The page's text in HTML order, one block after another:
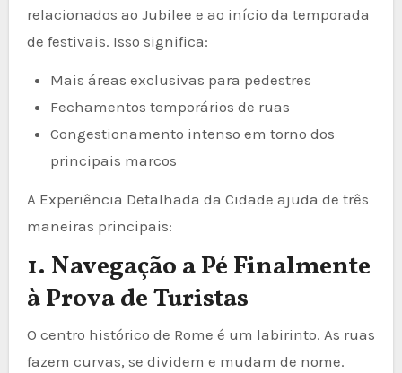
relacionados ao Jubilee e ao início da temporada
de festivais. Isso significa:
Mais áreas exclusivas para pedestres
Fechamentos temporários de ruas
Congestionamento intenso em torno dos
principais marcos
A Experiência Detalhada da Cidade ajuda de três
maneiras principais:
1. Navegação a Pé Finalmente
à Prova de Turistas
O centro histórico de Rome é um labirinto. As ruas
fazem curvas, se dividem e mudam de nome.